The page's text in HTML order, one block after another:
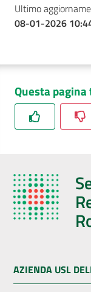
Ultimo
08-01-2026
Questa
AZIENDA USL